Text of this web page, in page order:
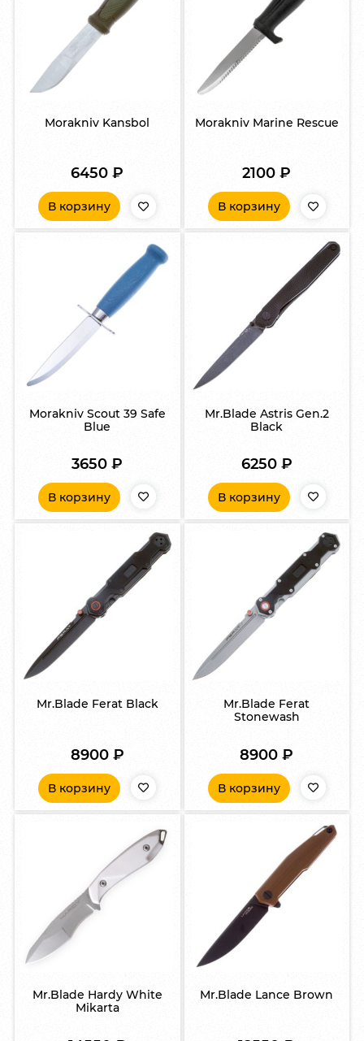
Morakniv Kansbol
6450₽
В корзину
Morakniv Marine Rescue
2100₽
В корзину
Morakniv Scout 39 Safe
Blue
3650₽
В корзину
Mr.Blade Astris Gen.2
Black
6250 ₽
В корзину
Mr.Blade Ferat Black
8900 ₽
В корзину
Mr.Blade Ferat
Stonewash
8900₽
В корзину
Mr.Blade Hardy White
Mikarta
Mr.Blade Lance Brown